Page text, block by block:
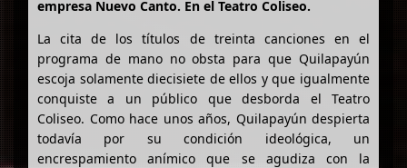
empresa Nuevo Canto. En el Teatro Coliseo.
La cita de los títulos de treinta canciones en el
programa de mano no obsta para que Quilapayún
escoja solamente diecisiete de ellos y que igualmente
conquiste a un público que desborda el Teatro
Coliseo. Como hace unos años, Quilapayún despierta
todavía por su condición ideológica, un
encrespamiento anímico que se agudiza con la